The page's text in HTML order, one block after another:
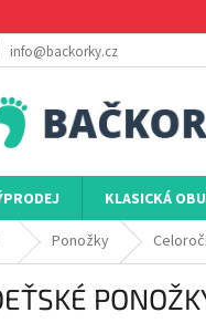
info@backorky.cz
KLASICKÁ
Domů Ponožky